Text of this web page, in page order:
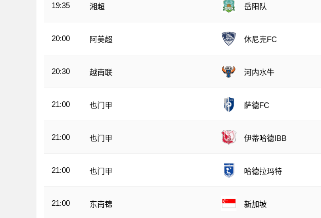
19:35 湘超 岳阳队
20:00 阿美超 休尼克FC
20:30 越南联 河内水牛
21:00 也门甲 萨德FC
21:00 也门甲 伊蒂哈德IBB
21:00 也门甲 哈德拉玛特
21:00 东南锦 新加坡